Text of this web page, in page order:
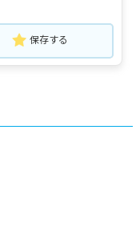
保存する